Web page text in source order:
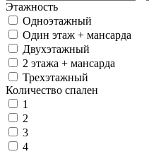
Этажность
Одноэтажный
Один этаж + мансарда
Двухэтажный
2 этажа + мансарда
Трехэтажный
Количество спален
1
2
3
4